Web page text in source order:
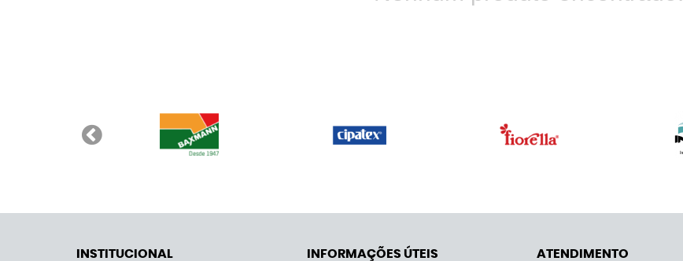
INSTITUCIONAL
INFORMAÇÕES ÚTEIS
ATENDIMENTO